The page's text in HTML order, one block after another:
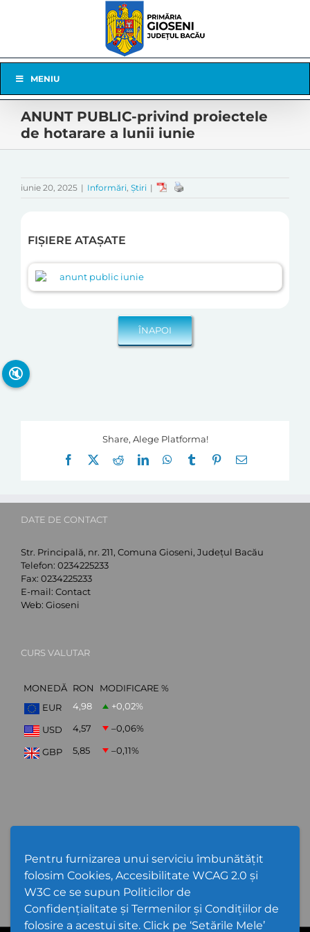
Pentru furnizarea unui serviciu îmbunătățit
folosim Cookies, Accesibilitate WCAG 2.0 și
W3C ce se supun Politicilor de
Confidențialitate și Termenilor și Condițiilor de
folosire a acestui site. Click pe ‘Setările Mele’
Navigation
MENIU
ANUNT PUBLIC-privind proiectele
de hotarare a lunii iunie
iunie 20, 2025 | Informări, Știri |
FIȘIERE ATAȘATE
anunt public iunie
Share, Alege Platforma!
Facebook
RedditLinkedInWhatsApp
Tumblr Pinterest
E-
DATE DE CONTACT
Str. Principală, nr. 211, Comuna Gioseni, Județul Bacău
Telefon: 0234225233
Fax: 0234225233
E-mail: Contact
Web: Gioseni
CURS VALUTAR
MONEDĂ RON
MODIFICARE %
EUR
4,98 +0,02%
USD 4,57 –0,06%
GBP 5,85 –0,11%
🔇